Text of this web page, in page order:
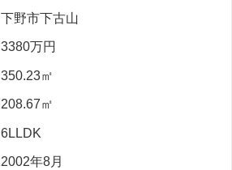
下野市下古山
3380万円
350.23㎡
208.67㎡
6LLDK
2002年8月